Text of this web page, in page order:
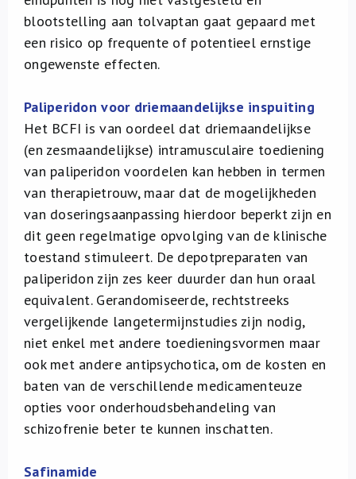
blootstelling aan tolvaptan gaat gepaard met
een risico op frequente of potentieel ernstige
ongewenste effecten.
Paliperidon voor driemaandelijkse inspuiting
Het BCFI is van oordeel dat driemaandelijkse
(en zesmaandelijkse) intramusculaire toediening
van paliperidon voordelen kan hebben in termen
van therapietrouw, maar dat de mogelijkheden
van doseringsaanpassing hierdoor beperkt zijn en
dit geen regelmatige opvolging van de klinische
toestand stimuleert. De depotpreparaten van
paliperidon zijn zes keer duurder dan hun oraal
equivalent. Gerandomiseerde, rechtstreeks
vergelijkende langetermijnstudies zijn nodig,
niet enkel met andere toedieningsvormen maar
ook met andere antipsychotica, om de kosten en
baten van de verschillende medicamenteuze
opties voor onderhoudsbehandeling van
schizofrenie beter te kunnen inschatten.
Safinamide